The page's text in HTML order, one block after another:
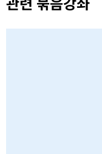
테
고
록